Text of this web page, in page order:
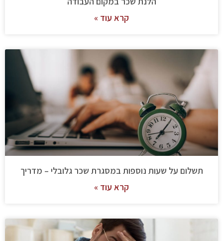
קרא עוד »
תשלום על שעות נוספות במסגרת שכר גלובלי – מדריך
קרא עוד »